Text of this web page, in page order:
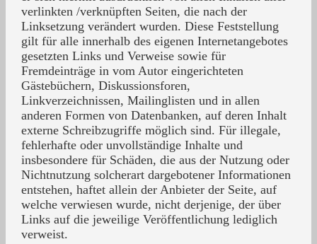
verlinkten /verknüpften Seiten, die nach der
Linksetzung verändert wurden. Diese Feststellung
gilt für alle innerhalb des eigenen Internetangebotes
gesetzten Links und Verweise sowie für
Fremdeinträge in vom Autor eingerichteten
Gästebüchern, Diskussionsforen,
Linkverzeichnissen, Mailinglisten und in allen
anderen Formen von Datenbanken, auf deren Inhalt
externe Schreibzugriffe möglich sind. Für illegale,
fehlerhafte oder unvollständige Inhalte und
insbesondere für Schäden, die aus der Nutzung oder
Nichtnutzung solcherart dargebotener Informationen
entstehen, haftet allein der Anbieter der Seite, auf
welche verwiesen wurde, nicht derjenige, der über
Links auf die jeweilige Veröffentlichung lediglich
verweist.